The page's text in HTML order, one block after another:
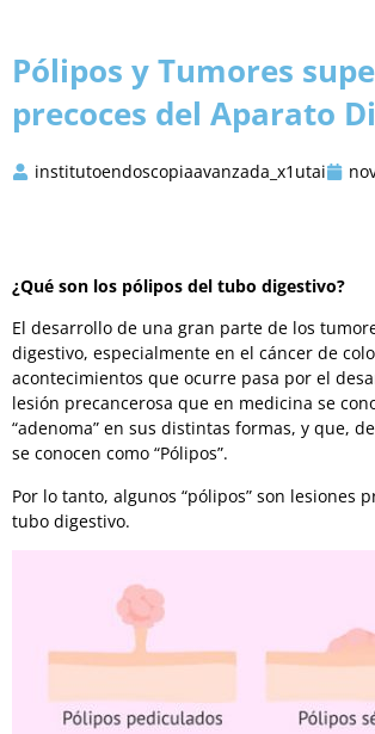
Pólipos y Tumores
precoces del Aparato
institutoendoscopiaavanzada_x1utai
¿Qué son los pólipos del tubo digestivo?
El desarrollo de una gran parte de los
digestivo, especialmente en el cáncer de
acontecimientos que ocurre pasa por el
lesión precancerosa que en medicina se
“adenoma” en sus distintas formas, y que,
se conocen como “Pólipos”.
Por lo tanto, algunos “pólipos” son lesiones
tubo digestivo.